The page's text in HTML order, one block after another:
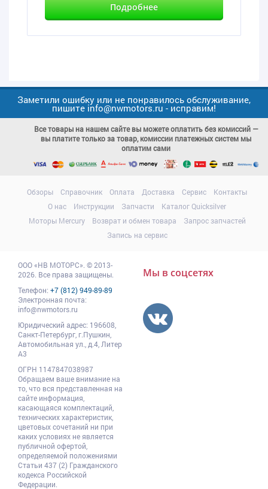
Подробнее
Заметили ошибку или не понравилось обслуживание,
пишите info@nwmotors.ru - исправим!
Все товары на нашем сайте вы можете оплатить без комиссий —
вы платите только за товар, комиссии платежных систем мы
оплатим сами
Обзоры Справочник Оплата Доставка Сервис
Контакты
О нас
Инструкции Запчасти
Каталог Quicksilver
Моторы Mercury
Возврат и обмен товара
Запрос запчастей
Запись на сервис
ООО«НВ МОТОРС». © 2013-
2026. Все права защищены.
Телефон: +7 (812) 949-89-89
Электронная почта:
info@nwmotors.ru
Юридический адрес: 196608,
Санкт-Петербург, г.Пушкин,
Автомобильная ул., д.4, Литер
А3
ОГРН 1147847038987
Обращаем ваше внимание на
то, что вся представленная на
сайте информация,
касающаяся комплектаций,
технических характеристик,
цветовых сочетаний ни при
каких условиях не является
публичной офертой,
определяемой положениями
Статьи 437 (2) Гражданского
кодекса Российской
Федерации.
Мы в соцсетях